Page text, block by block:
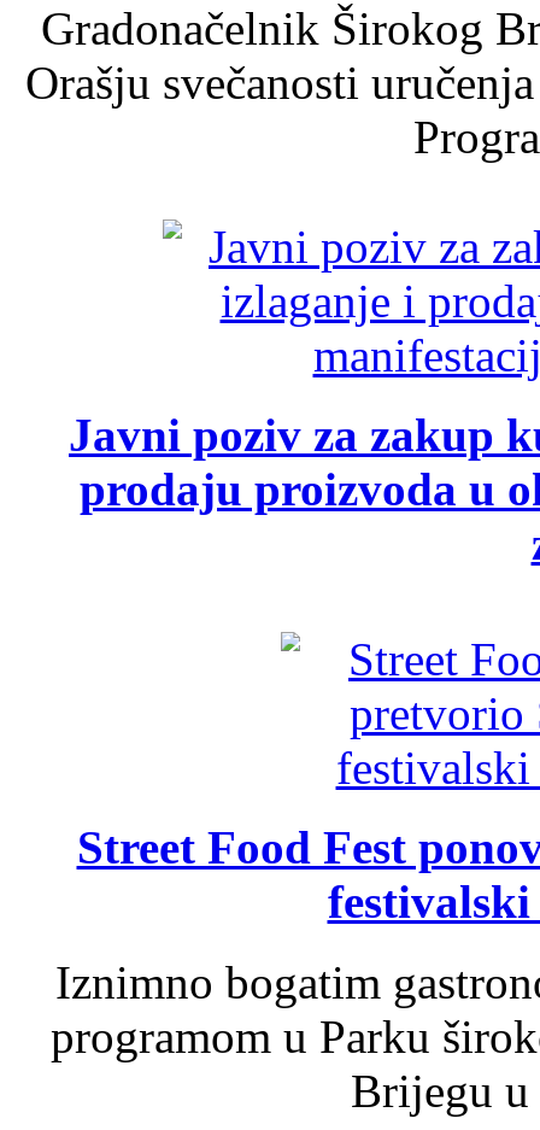
Gradonačelnik Širokog
Orašju svečanosti
Javni poziv za zakup
prodaju proizvoda u
Street Food Fest
Iznimno bogatim
programom u Parku
Brijegu u